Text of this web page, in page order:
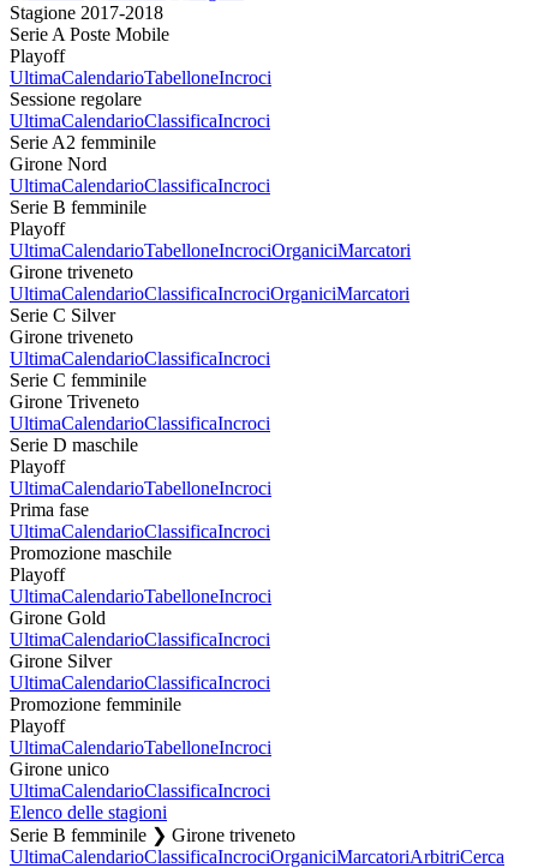
Stagione 2017-2018
Serie A Poste Mobile
Playoff
UltimaCalendarioTabelloneIncroci
Sessione regolare
UltimaCalendarioClassificaIncroci
Serie A2 femminile
Girone Nord
UltimaCalendarioClassificaIncroci
Serie B femminile
Playoff
UltimaCalendarioTabelloneIncrociOrganiciMarcatori
Girone triveneto
UltimaCalendarioClassificaIncrociOrganiciMarcatori
Serie C Silver
Girone triveneto
UltimaCalendarioClassificaIncroci
Serie C femminile
Girone Triveneto
UltimaCalendarioClassificaIncroci
Serie D maschile
Playoff
UltimaCalendarioTabelloneIncroci
Prima fase
UltimaCalendarioClassificaIncroci
Promozione maschile
Playoff
UltimaCalendarioTabelloneIncroci
Girone Gold
UltimaCalendarioClassificaIncroci
Girone Silver
UltimaCalendarioClassificaIncroci
Promozione femminile
Playoff
UltimaCalendarioTabelloneIncroci
Girone unico
UltimaCalendarioClassificaIncroci
Elenco delle stagioni
Serie B femminile ❯ Girone triveneto
UltimaCalendarioClassificaIncrociOrganiciMarcatoriArbitriCerca